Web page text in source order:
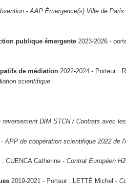
- AAP Émergence(s) Ville de
publique émergente 2023-2026 -
de médiation 2022-2024 - Porteur :
scientifique
reversement DIM STCN / Contrats avec
-APP de coopération scientifique 2022 de
: CUENCA Catherine -Contrat Européen
2019-2021 - Porteur : LETTÉ Michel -